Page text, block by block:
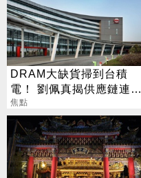
DRAM大缺貨掃到台積
電！ 劉佩真揭供應鏈連鎖
效應
焦點